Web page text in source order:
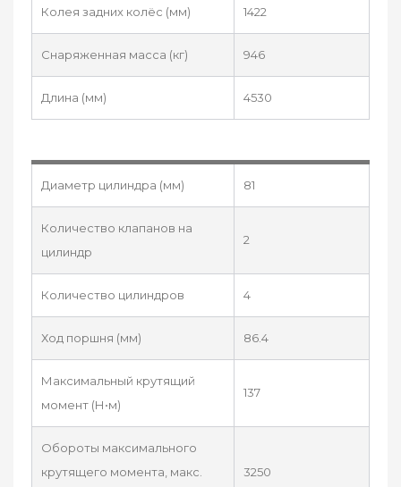
Колея задних колёс (мм) 1422
Снаряженная масса (кг) 946
Длина (мм) 4530
Диаметр цилиндра (мм) 81
Количество клапанов на
цилиндр
2
Количество цилиндров 4
Ход поршня (мм) 86.4
Максимальный крутящий
момент (Н•м)
137
Обороты максимального
крутящего момента, макс.
3250